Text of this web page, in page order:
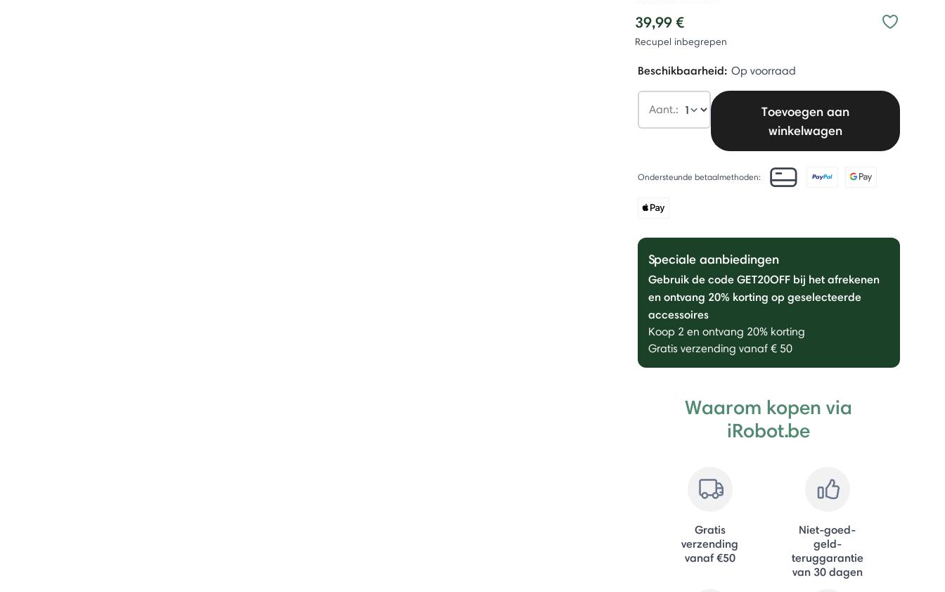
39,99 €
Recupel inbegrepen
Beschikbaarheid: Op voorraad
Aant.:
Toevoegen aan
winkelwagen
Ondersteunde betaalmethoden:
Speciale aanbiedingen
Gebruik de code GET20OFF bij het afrekenen
en ontvang 20% ​​korting op geselecteerde
accessoires
Koop 2 en ontvang 20% korting
Gratis verzending vanaf € 50
Waarom kopen via
iRobot.be
Gratis
verzending
vanaf €50
Niet-goed-
geld-
teruggarantie
van 30 dagen